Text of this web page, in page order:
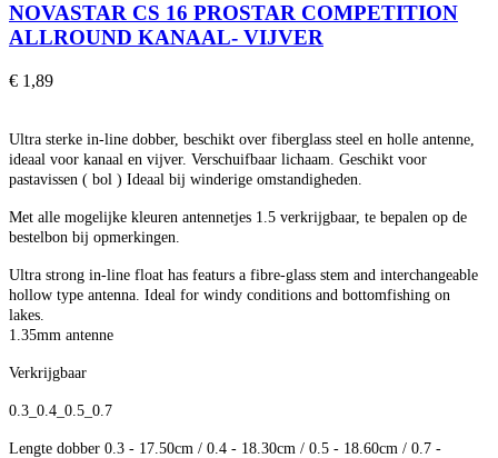
NOVASTAR CS 16 PROSTAR COMPETITION
ALLROUND KANAAL- VIJVER
€ 1,89
Ultra sterke in-line dobber, beschikt over fiberglass steel en holle antenne,
ideaal voor kanaal en vijver. Verschuifbaar lichaam. Geschikt voor
pastavissen ( bol ) Ideaal bij winderige omstandigheden.
Met alle mogelijke kleuren antennetjes 1.5 verkrijgbaar, te bepalen op de
bestelbon bij opmerkingen.
Ultra strong in-line float has featurs a fibre-glass stem and interchangeable
hollow type antenna. Ideal for windy conditions and bottomfishing on
lakes.
1.35mm antenne
Verkrijgbaar
0.3_ 0.4_ 0.5_0 .7
Lengte dobber 0.3 - 17.50cm / 0.4 - 18.30cm / 0.5 - 18.60cm / 0.7 -